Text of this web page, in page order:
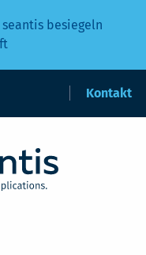
seantis besiegeln
Kontakt